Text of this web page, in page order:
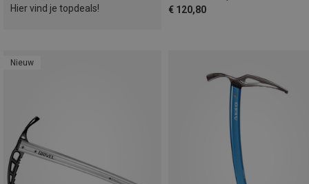
Hier vind je topdeals!
€ 120,80
Nieuw